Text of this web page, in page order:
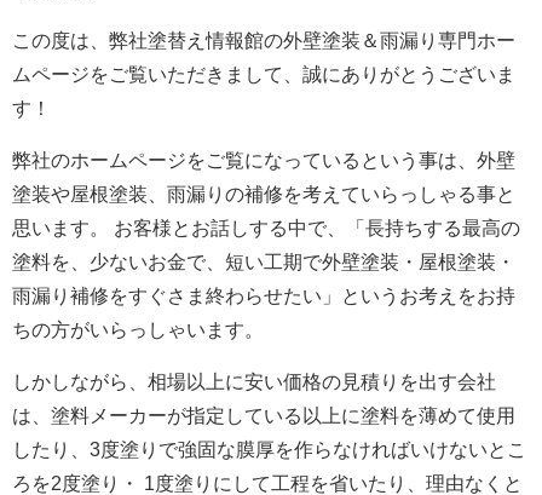
この度は、弊社塗替え情報館の外壁塗装＆雨漏り専門ホー
ムページをご覧いただきまして、誠にありがとうございま
す！
弊社のホームページをご覧になっているという事は、外壁
塗装や屋根塗装、雨漏りの補修を考えていらっしゃる事と
思います。 お客様とお話しする中で、「長持ちする最高の
塗料を、少ないお金で、短い工期で外壁塗装・屋根塗装・
雨漏り補修をすぐさま終わらせたい」というお考えをお持
ちの方がいらっしゃいます。
しかしながら、相場以上に安い価格の見積りを出す会社
は、塗料メーカーが指定している以上に塗料を薄めて使用
したり、3度塗りで強固な膜厚を作らなければいけないとこ
ろを2度塗り・ 1度塗りにして工程を省いたり、理由なくと